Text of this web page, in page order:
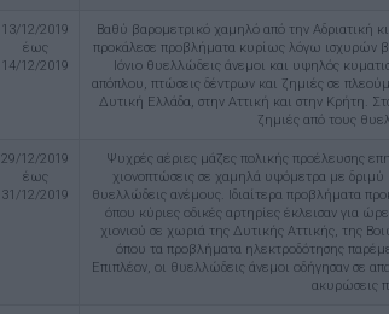
13/12/2019
έως
14/12/2019
Βαθύ βαρομετρικό χαμηλό από την Αδριατική
προκάλεσε προβλήματα κυρίως λόγω
Ιόνιο θυελλώδεις άνεμοι και υψηλός
απόπλου, πτώσεις δέντρων και ζημιές σε
Δυτική Ελλάδα, στην Αττική και στην Κρήτη.
ζημιές από τους
29/12/2019
έως
31/12/2019
Ψυχρές αέριες μάζες πολικής προέλευσης
χιονοπτώσεις σε χαμηλά υψόμετρα με δριμύ
θυελλώδεις ανέμους. Ιδιαίτερα προβλήματα
όπου κύριες οδικές αρτηρίες έκλεισαν για
χιονιού σε χωριά της Δυτικής Αττικής, της
όπου τα προβλήματα ηλεκτροδότησης
Επιπλέον, οι θυελλώδεις άνεμοι οδήγησαν σε
ακυρώσεις